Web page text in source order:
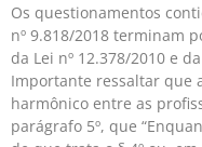
Os questionamentos
nº 9.818/2018 terminam
da Lei nº 12.378/2010 e
Importante ressaltar que
harmônico entre as
parágrafo 5º, que